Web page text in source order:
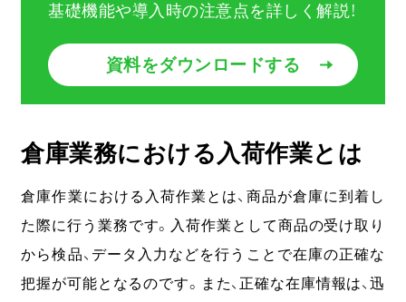
基礎機能や導入時の注意点を詳しく解説！
資料をダウンロードする
倉庫業務における入荷作業とは
倉庫作業における入荷作業とは、商品が倉庫に到着し
た際に行う業務です。入荷作業として商品の受け取り
から検品、データ入力などを行うことで在庫の正確な
把握が可能となるのです。また、正確な在庫情報は、迅